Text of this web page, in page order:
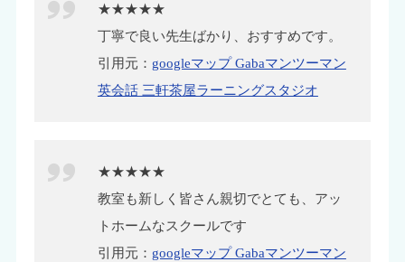
★★★★★
丁寧で良い先生ばかり、おすすめです。
引用元： googleマップ Gabaマンツーマン
英会話 三軒茶屋ラーニングスタジオ
★★★★★
教室も新しく皆さん親切でとても、アッ
トホームなスクールです
引用元： googleマップ Gabaマンツーマン